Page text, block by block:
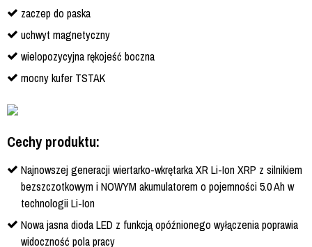
zaczep do paska
uchwyt magnetyczny
wielopozycyjna rękojeść boczna
mocny kufer TSTAK
Cechy produktu:
Najnowszej generacji wiertarko-wkrętarka XR Li-Ion XRP z silnikiem
bezszczotkowym i NOWYM akumulatorem o pojemności 5.0 Ah w
technologii Li-Ion
Nowa jasna dioda LED z funkcją opóźnionego wyłączenia poprawia
widoczność pola pracy